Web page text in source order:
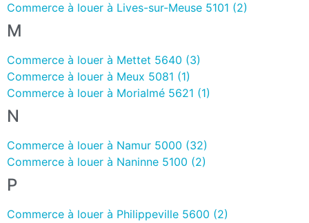
Commerce à louer à Lives-sur-Meuse 5101 (2)
M
Commerce à louer à Mettet 5640 (3)
Commerce à louer à Meux 5081 (1)
Commerce à louer à Morialmé 5621 (1)
N
Commerce à louer à Namur 5000 (32)
Commerce à louer à Naninne 5100 (2)
P
Commerce à louer à Philippeville 5600 (2)